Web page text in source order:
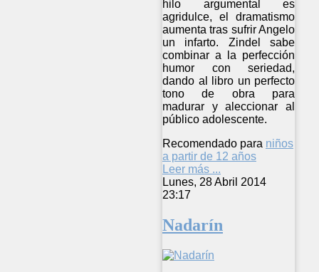
hilo argumental es
agridulce, el dramatismo
aumenta tras sufrir Angelo
un infarto. Zindel sabe
combinar a la perfección
humor con seriedad,
dando al libro un perfecto
tono de obra para
madurar y aleccionar al
público adolescente.
Recomendado para niños
a partir de 12 años
Leer más ...
Lunes, 28 Abril 2014
23:17
Nadarín